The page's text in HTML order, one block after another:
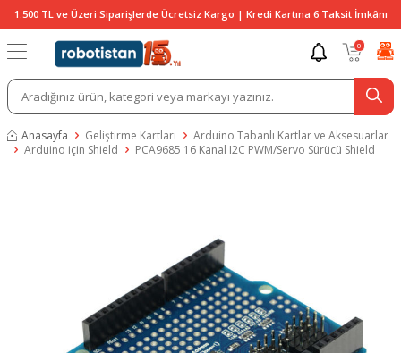
1.500 TL ve Üzeri Siparişlerde Ücretsiz Kargo | Kredi Kartına 6 Taksit İmkânı
0
Anasayfa Geliştirme Kartları
Arduino Tabanlı Kartlar ve Aksesuarlar
Arduino için Shield
PCA9685 16 Kanal I2C PWM/Servo Sürücü Shield